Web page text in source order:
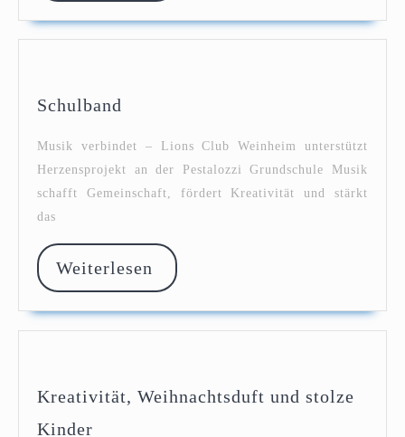
Schulband
Musik verbindet – Lions Club Weinheim unterstützt
Herzensprojekt an der Pestalozzi Grundschule Musik
schafft Gemeinschaft, fördert Kreativität und stärkt
das
Weiterlesen Weiterlesen
Kreativität, Weihnachtsduft und stolze
Kinder